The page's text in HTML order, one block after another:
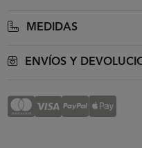
MEDIDAS
ENVÍOS Y